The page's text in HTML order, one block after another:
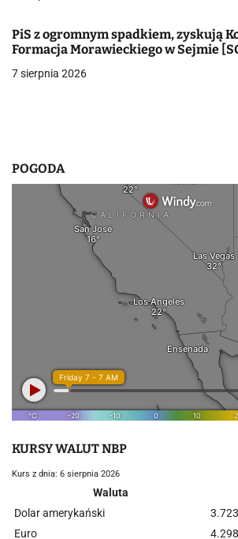
i
s
PiS z ogromnym spadkiem, zyskują
Formacja Morawieckiego w Sejmie
7 sierpnia 2026
POGODA
KURSY WALUT NBP
Kurs z dnia: 6 sierpnia 2026
Waluta
Dolar amerykański
Euro